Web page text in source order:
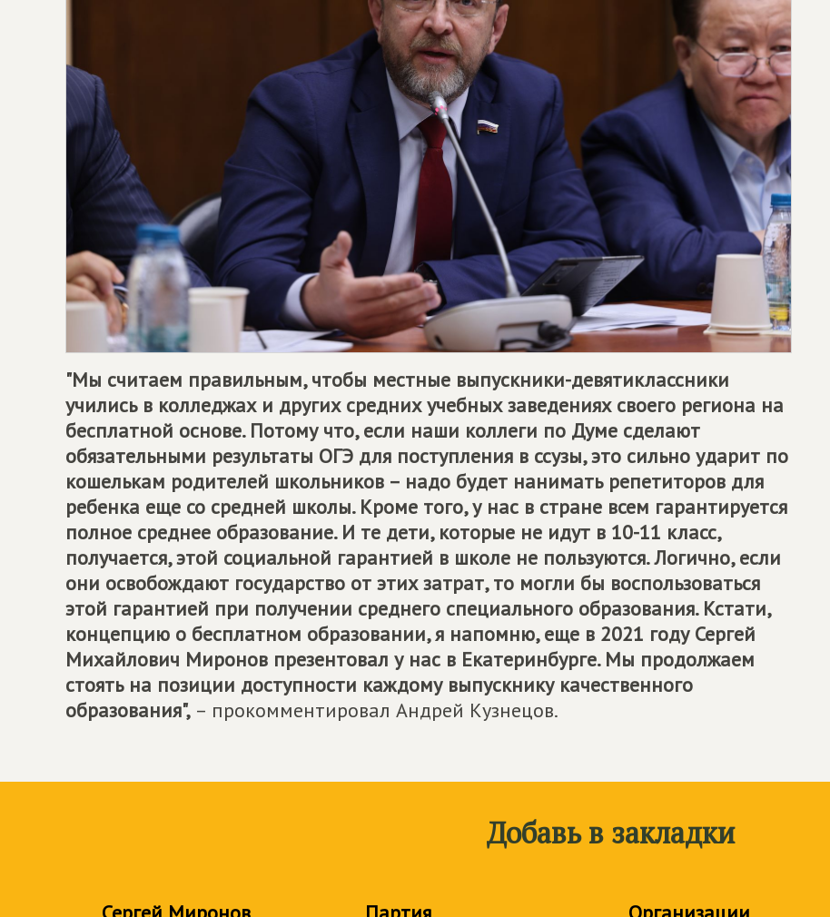
"Мы считаем правильным, чтобы местные выпускники-девятиклассники
учились в колледжах и других средних учебных заведениях своего региона на
бесплатной основе. Потому что, если наши коллеги по Думе сделают
обязательными результаты ОГЭ для поступления в ссузы, это сильно ударит по
кошелькам родителей школьников – надо будет нанимать репетиторов для
ребенка еще со средней школы. Кроме того, у нас в стране всем гарантируется
полное среднее образование. И те дети, которые не идут в 10-11 класс,
получается, этой социальной гарантией в школе не пользуются. Логично, если
они освобождают государство от этих затрат, то могли бы воспользоваться
этой гарантией при получении среднего специального образования. Кстати,
концепцию о бесплатном образовании, я напомню, еще в 2021 году Сергей
Михайлович Миронов презентовал у нас в Екатеринбурге. Мы продолжаем
стоять на позиции доступности каждому выпускнику качественного
образования", – прокомментировал Андрей Кузнецов.
Добавь в закладки